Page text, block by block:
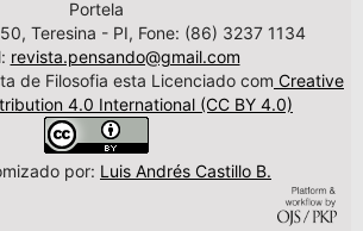
Portela
Teresina - PI, Fone: (86) 3237 1134
revista.pensando@gmail.com
de Filosofia esta Licenciado com Creative
4.0 International (CC BY 4.0)
por: Luis Andrés Castillo B.